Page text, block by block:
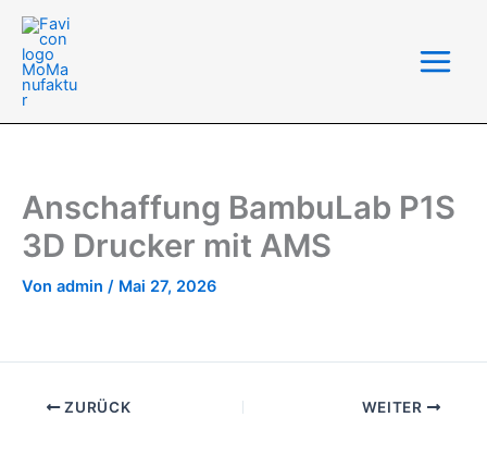
Zum
Inhalt
springen
Anschaffung BambuLab P1S
3D Drucker mit AMS
Von admin / Mai 27, 2026
ZURÜCK WEITER